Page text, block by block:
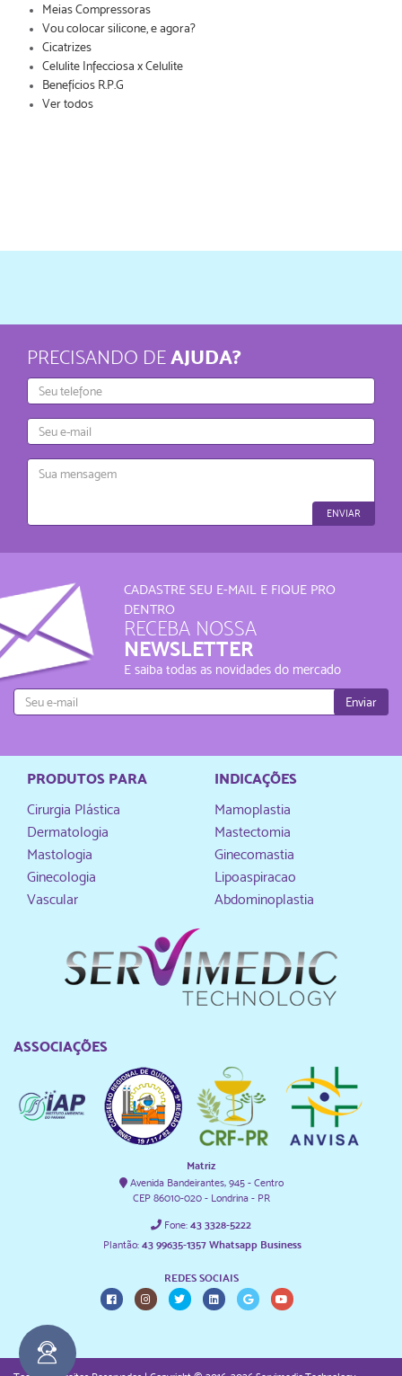
Meias Compressoras
Vou colocar silicone, e agora?
Cicatrizes
Celulite Infecciosa x Celulite
Benefícios R.P.G
Ver todos
PRECISANDO DE AJUDA?
Telefone
mail
Mensagem
ENVIAR
CADASTRE SEU E-MAIL E FIQUE PRO
DENTRO
RECEBA NOSSA
NEWSLETTER
E saiba todas as novidades do mercado
Enviar
PRODUTOS PARA
Cirurgia Plástica
Dermatologia
Mastologia
Ginecologia
Vascular
INDICAÇÕES
Mamoplastia
Mastectomia
Ginecomastia
Lipoaspiracao
Abdominoplastia
ASSOCIAÇÕES
Matriz
Avenida Bandeirantes, 945 - Centro
CEP 86010-020 - Londrina - PR
Fone: 43 3328-5222
Plantão: 43 99635-1357 Whatsapp Business
REDES SOCIAIS